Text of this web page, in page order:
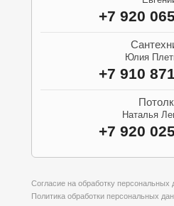
+7 920
Юлия
+7 910
Наталья
+7 920
Согласие на обработку персональных
Политика обработки персональных